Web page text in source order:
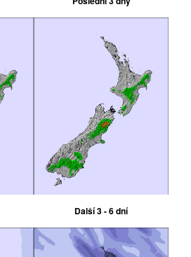
Další 3 - 6 dní